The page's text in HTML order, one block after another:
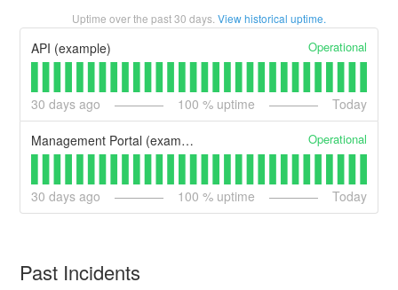
Uptime over the past30 days. View historical uptime.
API (example) Operational
30 days ago 100 % uptime Today
Management Portal (example) Operational
30 days ago 100 % uptime Today
Past Incidents